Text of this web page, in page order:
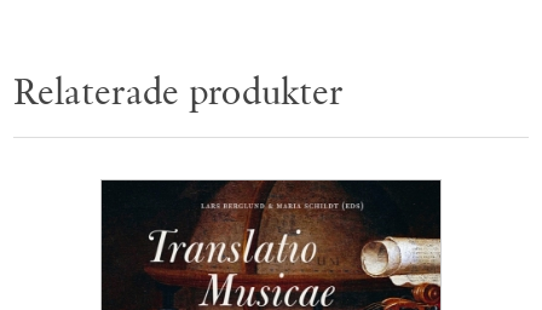
Relaterade produkter